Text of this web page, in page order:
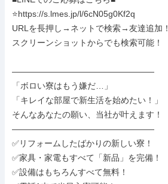
⭐https://s.lmes.jp/l/6cN05g0Kf2q
URLを長押し→ネットで検索→友達追加！
スクリーンショットからでも検索可能！
―――――――――――――――――
「ボロい寮はもう嫌だ…」
「キレイな部屋で新生活を始めたい！」
そんなあなたの願い、当社が叶えます！
―――――――――――――――――
✅リフォームしたばかりの新しい寮！
✅家具・家電もすべて「新品」を完備！
✅設備はもちろんすべて無料！